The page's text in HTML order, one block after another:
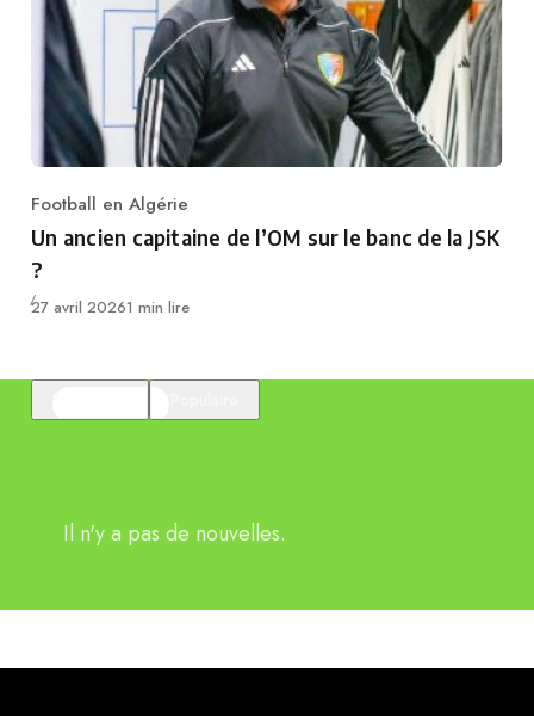
Category
Football en Algérie
Un ancien capitaine de l’OM sur le banc de la JSK
?
Publié
27 avril 20261 min lire
Il n'y a pas de nouvelles.